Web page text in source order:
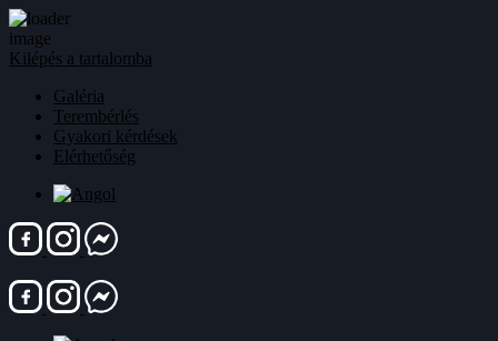
Kilépés a tartalomba
Galéria
Terembérlés
Gyakori kérdések
Elérhetőség